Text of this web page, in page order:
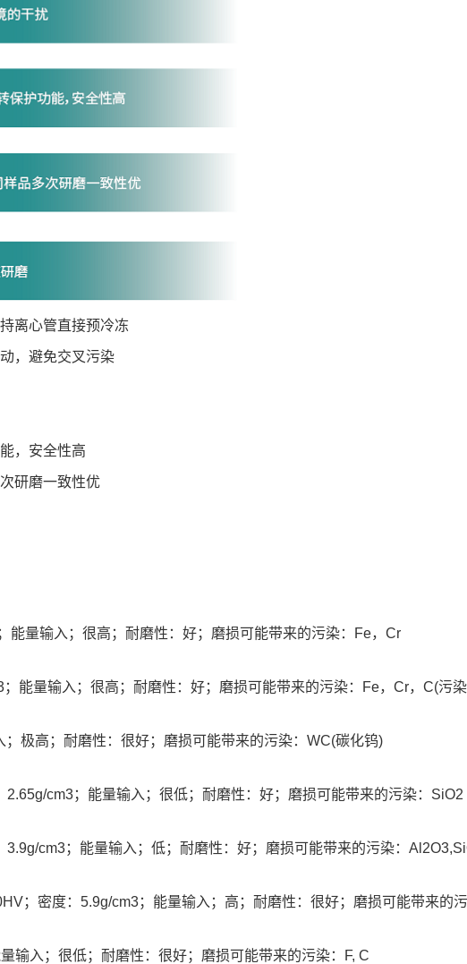
离心管直接预冷冻
，避免交叉污染
，安全性高
研磨一致性优
能量输入；很高；耐磨性：好；磨损可能带来的污染：Fe，Cr
；能量输入；很高；耐磨性：好；磨损可能带来的污染：Fe，Cr，C(污
；极高；耐磨性：很好；磨损可能带来的污染：WC(碳化钨)
2.65g/cm3；能量输入；很低；耐磨性：好；磨损可能带来的污染：SiO2
3.9g/cm3；能量输入；低；耐磨性：好；磨损可能带来的污染：
； 密度：5.9g/cm3；能量输入；高；耐磨性：很好；磨损可能带来的
输入；很低；耐磨性：很好；磨损可能带来的污染：F, C